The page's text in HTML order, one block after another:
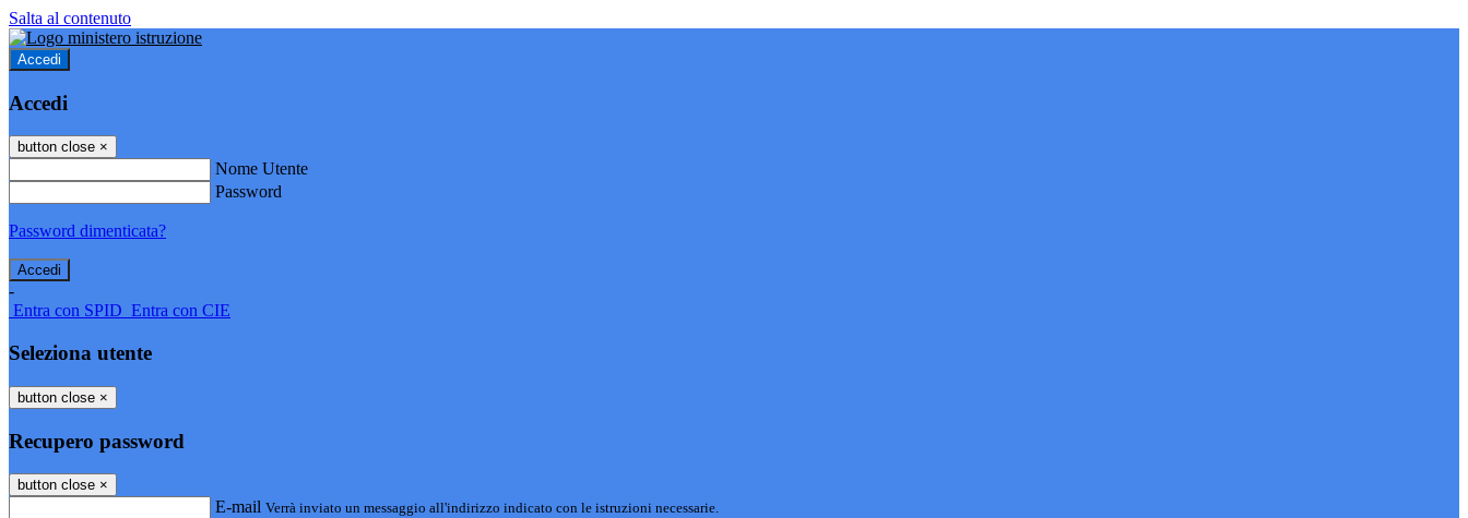
Salta al contenuto
Accedi
Accedi
button close ×
Nome Utente
Password
Password dimenticata?
-
Entra con SPID Entra con CIE
Seleziona utente
button close ×
Recupero password
button close ×
E-mail Verrà inviato un messaggio all'indirizzo indicato con le istruzioni necessarie.